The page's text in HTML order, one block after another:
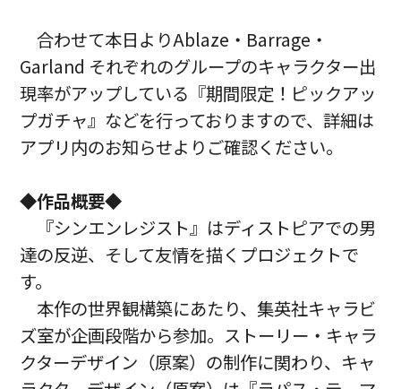
合わせて本日よりAblaze・Barrage・
Garland それぞれのグループのキャラクター出
現率がアップしている『期間限定！ピックアッ
プガチャ』などを行っておりますので、詳細は
アプリ内のお知らせよりご確認ください。
◆作品概要◆
『シンエンレジスト』はディストピアでの男
達の反逆、そして友情を描くプロジェクトで
す。
本作の世界観構築にあたり、集英社キャラビ
ズ室が企画段階から参加。ストーリー・キャラ
クターデザイン（原案）の制作に関わり、キャ